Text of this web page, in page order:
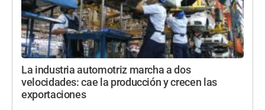
La industria automotriz marcha a dos
velocidades: cae la producción y crecen las
exportaciones